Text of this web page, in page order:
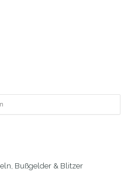
Bußgelder & Blitzer